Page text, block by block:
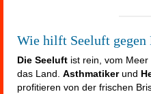
Wie hilft Seeluft gegen
Die Seeluft ist rein, vom
das Land. Asthmatikerund
profitieren von der frischen